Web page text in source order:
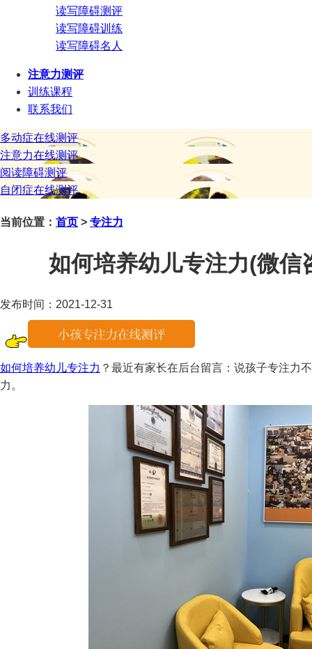
读写障碍测评
读写障碍训练
读写障碍名人
注意力测评
训练课程
联系我们
多动症在线测评
注意力在线测评
阅读障碍测评
自闭症在线测评
当前位置： 首页 > 专注力
如何培养幼儿专注力(微
发布时间：2021-12-31
如何培养幼儿专注力 ？最近有家长在后台留言：说孩子专注力
力。